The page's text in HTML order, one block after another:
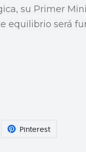
su Primer
equilibrio será
Pinterest